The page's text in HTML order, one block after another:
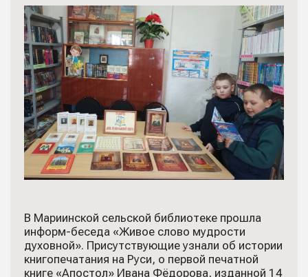
В Мариинской сельской библиотеке прошла
информ-беседа «Живое слово мудрости
духовной». Присутствующие узнали об истории
книгопечатания на Руси, о первой печатной
книге «Апостол» Ивана Фёдорова, изданной 14